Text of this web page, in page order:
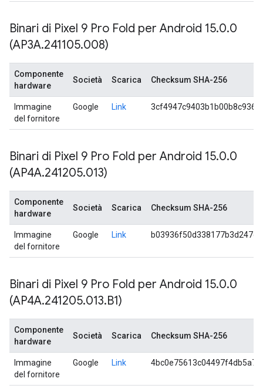
Binari di Pixel 9 Pro Fold per Android 15.0.0
(AP3A.241105.008)
Componente
hardware
Società Scarica Checksum SHA-256
Immagine
del fornitore
Google Link
Binari di Pixel 9 Pro Fold per Android 15.0.0
(AP4A.241205.013)
Componente
hardware
Società Scarica Checksum SHA-256
Immagine
del fornitore
Google Link
Binari di Pixel 9 Pro Fold per Android 15.0.0
(AP4A.241205.013.B1)
Componente
hardware
Società Scarica Checksum SHA-256
Immagine
del fornitore
Google Link